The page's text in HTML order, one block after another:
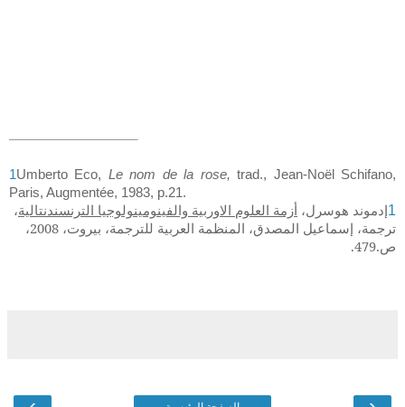
1Umberto Eco, Le nom de la rose, trad., Jean-Noël Schifano,
Paris, Augmentée, 1983, p.21.
1إدموند هوسرل، أزمة العلوم الاوربية والفينومينولوجيا الترنسندنتالية،
ترجمة، إسماعيل المصدق، المنظمة العربية للترجمة، بيروت، 2008،
ص.479.